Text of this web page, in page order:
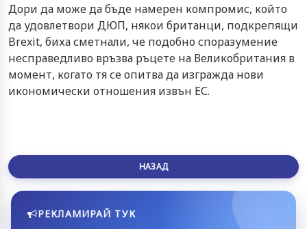
Дори да може да бъде намерен компромис, който
да удовлетвори ДЮП, някои британци, подкрепящи
Brexit, биха сметнали, че подобно споразумение
несправедливо връзва ръцете на Великобритания в
момент, когато тя се опитва да изгражда нови
икономически отношения извън ЕС.
НАЗАД
РЕКЛАМИРАЙ ТУК